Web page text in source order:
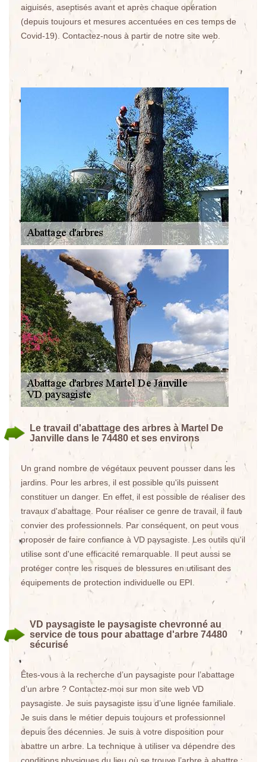
aiguisés, aseptisés avant et après chaque opération
(depuis toujours et mesures accentuées en ces temps de
Covid-19). Contactez-nous à partir de notre site web.
Le travail d'abattage des arbres à Martel De
Janville dans le 74480 et ses environs
Un grand nombre de végétaux peuvent pousser dans les
jardins. Pour les arbres, il est possible qu'ils puissent
constituer un danger. En effet, il est possible de réaliser des
travaux d'abattage. Pour réaliser ce genre de travail, il faut
convier des professionnels. Par conséquent, on peut vous
proposer de faire confiance à VD paysagiste. Les outils qu'il
utilise sont d'une efficacité remarquable. Il peut aussi se
protéger contre les risques de blessures en utilisant des
équipements de protection individuelle ou EPI.
VD paysagiste le paysagiste chevronné au
service de tous pour abattage d'arbre 74480
sécurisé
Êtes-vous à la recherche d’un paysagiste pour l’abattage
d’un arbre ? Contactez-moi sur mon site web VD
paysagiste. Je suis paysagiste issu d’une lignée familiale.
Je suis dans le métier depuis toujours et professionnel
depuis des décennies. Je suis à votre disposition pour
abattre un arbre. La technique à utiliser va dépendre des